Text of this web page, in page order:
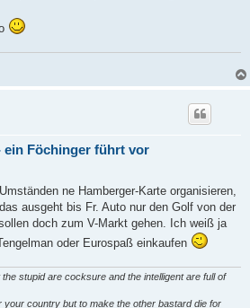
ein Föchinger führt vor
ne Hamberger-Karte organisieren,
ausgeht bis Fr. Auto nur den Golf von der
doch zum V-Markt gehen. Ich weiß ja
oder Eurospaß einkaufen
stupid are cocksure and the intelligent are full of
your country but to make the other bastard die for